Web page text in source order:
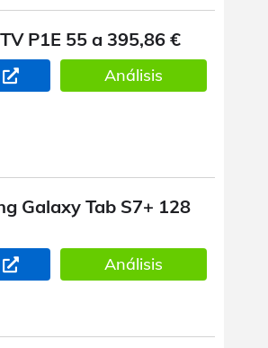
P1E 55 a 395,86 €
Análisis
Galaxy Tab S7+ 128
Análisis